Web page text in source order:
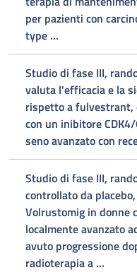
per pazienti con
type ...
Studio di fase III,
valuta l'efficacia e la
rispetto a fulvestrant,
con un inibitore
seno avanzato con
Studio di fase III,
controllato da
Volrustomig in donne
localmente avanzato
avuto progressione
radioterapia a ...